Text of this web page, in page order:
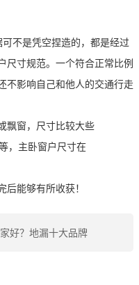
不是凭空捏造的，都是经过
尺寸规范。一个符合正常比例
不影响自己和他人的交通行走
飘窗，尺寸比较大些
，主卧窗户尺寸在
能够有所收获！
好？地漏十大品牌